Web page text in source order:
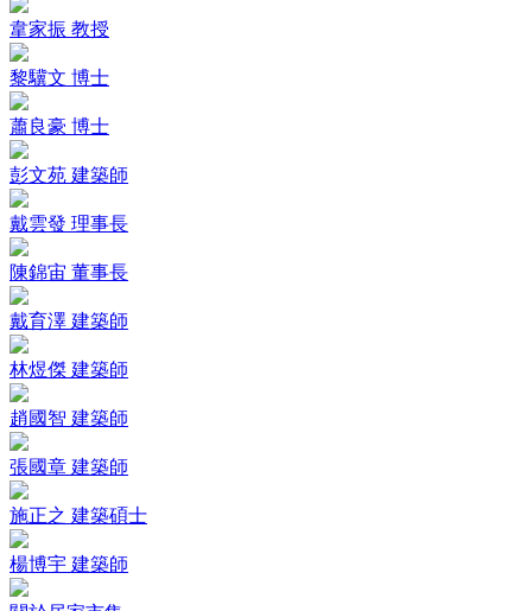
韋家振 教授
黎驥文 博士
蕭良豪 博士
彭文苑 建築師
戴雲發 理事長
陳錦宙 董事長
戴育澤 建築師
林煜傑 建築師
趙國智 建築師
張國章 建築師
施正之 建築碩士
楊博宇 建築師